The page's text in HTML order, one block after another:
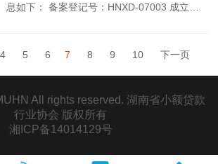
息如下： 备案登记号：HNXD-07003 成立时
号
4 5 6 7 8 9 10 下一页
All rights reserved. 湖南省小额贷款
行业协会 版权所有
湘ICP备14014129号